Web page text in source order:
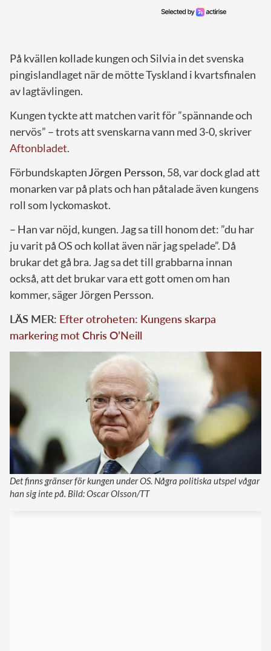
På kvällen kollade kungen och Silvia in det svenska
pingislandlaget när de mötte Tyskland i kvartsfinalen
av lagtävlingen.
Kungen tyckte att matchen varit för ”spännande och
nervös” – trots att svenskarna vann med 3-0, skriver
Aftonbladet.
FörbundskaptenJörgen Persson, 58, var dock glad att
monarken var på plats och han påtalade även kungens
roll som lyckomaskot.
– Han var nöjd, kungen. Jag sa till honom det: ”du har
ju varit på OS och kollat även när jag spelade”. Då
brukar det gå bra. Jag sa det till grabbarna innan
också, att det brukar vara ett gott omen om han
kommer, säger Jörgen Persson.
LÄS MER: Efter otroheten: Kungens skarpa
markering mot Chris O’Neill
Det finns gränser för kungen under OS. Några politiska utspel vågar
han sig inte på. Bild: Oscar Olsson/TT